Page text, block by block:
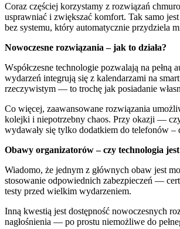
Coraz częściej korzystamy z rozwiązań
usprawniać i zwiększać komfort. Tak samo
bez systemu, który automatycznie przydziela
Nowoczesne rozwiązania – jak to działa?
Współczesne technologie pozwalają na
wydarzeń integrują się z kalendarzami na
rzeczywistym — to trochę jak posiadanie
Co więcej, zaawansowane rozwiązania
kolejki i niepotrzebny chaos. Przy okazji —
wydawały się tylko dodatkiem do telefonów
Obawy organizatorów – czy technologia
Wiadomo, że jednym z głównych obaw jest
stosowanie odpowiednich zabezpieczeń —
testy przed wielkim wydarzeniem.
Inną kwestią jest dostępność nowoczesnych
nagłośnienia — po prostu niemożliwe do